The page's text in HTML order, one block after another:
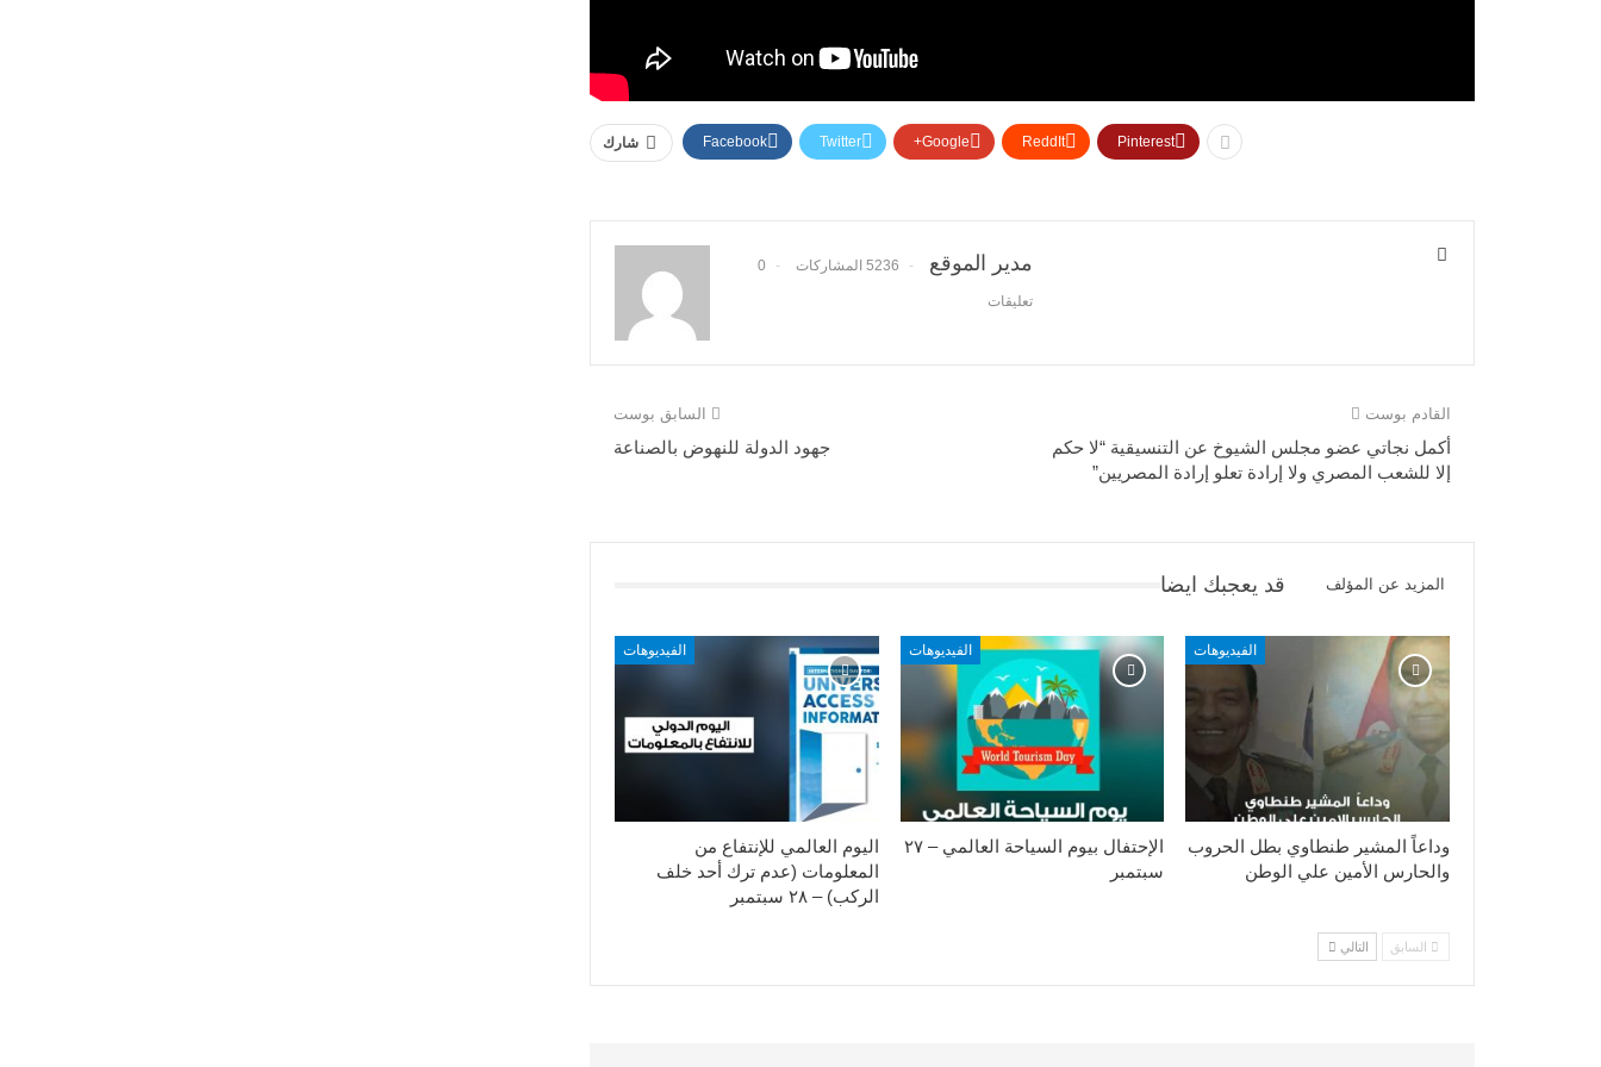
شارك Facebook Twitter Google+ ReddIt Pinterest
مدير الموقع 5236 المشاركات 0
تعليقات
السابق بوست
جهود الدولة للنهوض بالصناعة
القادم بوست
أكمل نجاتي عضو مجلس الشيوخ عن التنسيقية “لا حكم
إلا للشعب المصري ولا إرادة تعلو إرادة المصريين”
قد يعجبك ايضا المزيد عن المؤلف
الفيديوهات
اليوم العالمي للإنتفاع من
المعلومات (عدم ترك أحد خلف
الركب) – ٢٨ سبتمبر
الفيديوهات
الإحتفال بيوم السياحة العالمي – ٢٧
سبتمبر
الفيديوهات
وداعاً المشير طنطاوي بطل الحروب
والحارس الأمين علي الوطن
السابق التالي